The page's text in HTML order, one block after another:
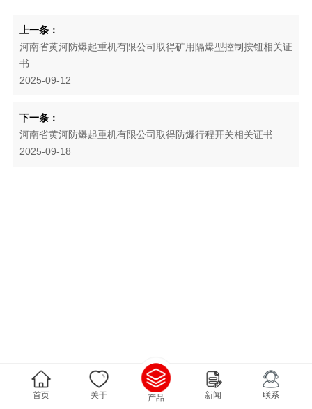
上一条：
河南省黄河防爆起重机有限公司取得矿用隔爆型控制按钮相关证
书
2025-09-12
下一条：
河南省黄河防爆起重机有限公司取得防爆行程开关相关证书
2025-09-18
首页 关于 产品 新闻 联系